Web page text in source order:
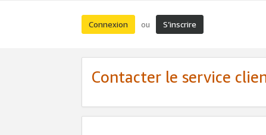
Connexion ou S’inscrire
Contacter le service